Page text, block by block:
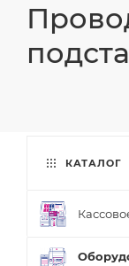
КАТАЛОГ